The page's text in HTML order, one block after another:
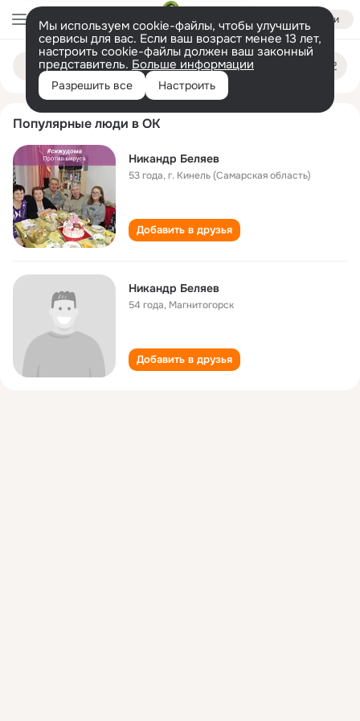
Войти
Мы используем cookie-файлы, чтобы улучшить
сервисы для вас. Если ваш возраст менее 13 лет,
настроить cookie-файлы должен ваш законный
представитель. Больше информации
Разрешить все Настроить
Поиск
nikandr belyaev
Популярные люди в ОК
Никандр Беляев
53 года,г. Кинель (Самарская область)
Добавить в друзья
Никандр Беляев
54 года, Магнитогорск
Добавить в друзья